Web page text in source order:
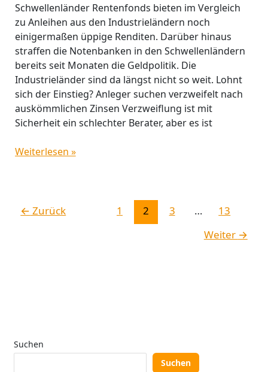
Schwellenländer Rentenfonds bieten im Vergleich
zu Anleihen aus den Industrieländern noch
einigermaßen üppige Renditen. Darüber hinaus
straffen die Notenbanken in den Schwellenländern
bereits seit Monaten die Geldpolitik. Die
Industrieländer sind da längst nicht so weit. Lohnt
sich der Einstieg? Anleger suchen verzweifelt nach
auskömmlichen Zinsen Verzweiflung ist mit
Sicherheit ein schlechter Berater, aber es ist
Weiterlesen »
← Zurück 1 2 3 …
13
Weiter →
Suchen
Suchen